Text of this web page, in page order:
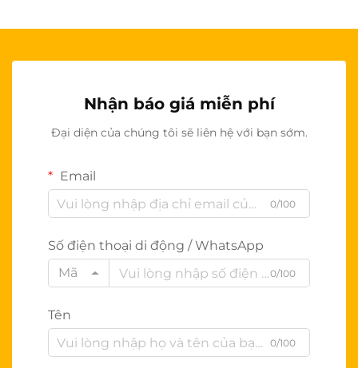
Nhận báo giá miễn phí
Đại diện của chúng tôi sẽ liên hệ với bạn sớm.
Email
0/100
Số điện thoại di động / WhatsApp
Mã
0/100
Tên
0/100